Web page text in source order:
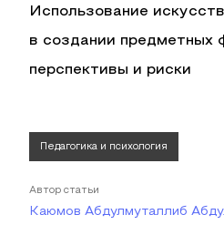
Использование
в создании предметных
перспективы и риски
Педагогика и психология
Автор статьи
Каюмов Абдулмуталлиб